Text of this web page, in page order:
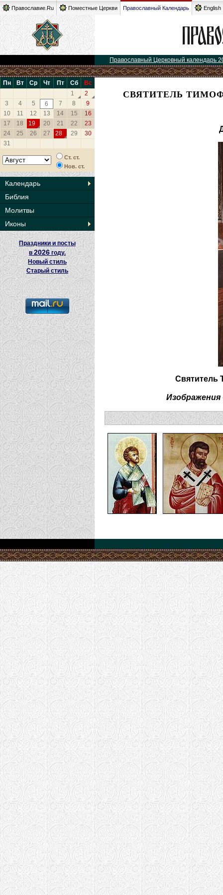
Православие.Ru Поместные Церкви Православный Календарь English
Православный Церковный календарь
Пн Вт Ср Чт Пт Сб
Вс
1
2
3
4 5 6 7 8
9
10
11 12 13 14 15
16
17
18 19 20 21 22
23
24
25 26 27 28 29
30
31
Ст. ст.
Нов. ст.
Календарь
Библия
Молитвы
Иконы
Праздники и посты
в2026 году.
Новый стиль
Старый стиль
СВЯТИТЕЛЬ
Святитель